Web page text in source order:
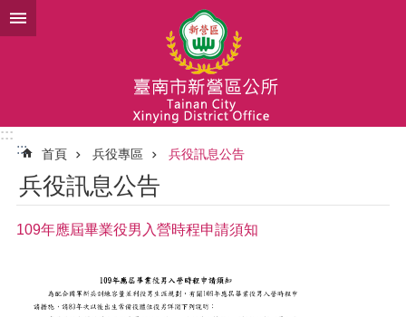
跳到主要內容區塊
:::
:::
首頁 兵役專區 兵役訊息公告
兵役訊息公告
109年應屆畢業役男入營時程申請須知